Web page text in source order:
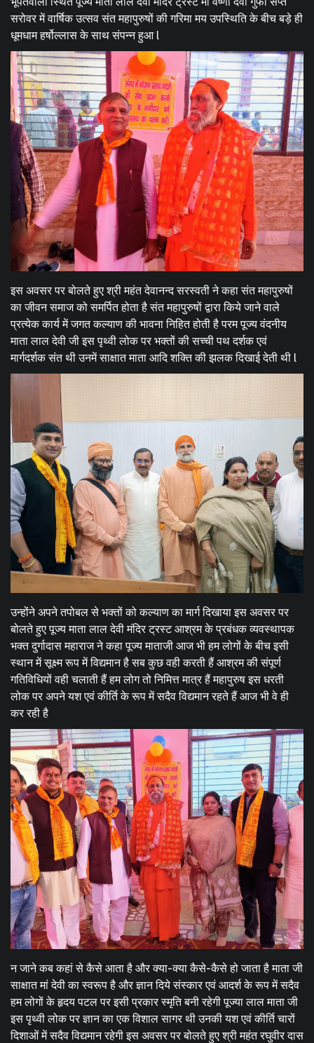
सरोवर में वार्षिक उत्सव संत महापुरुषों की गरिमा मय उपस्थिति के बीच बड़े ही
धूमधाम हर्षोल्लास के साथ संपन्न हुआ l
इस अवसर पर बोलते हुए श्री महंत देवानन्द सरस्वती ने कहा संत महापुरुषों
का जीवन समाज को समर्पित होता है संत महापुरुषों द्वारा किये जाने वाले
प्रत्येक कार्य में जगत कल्याण की भावना निहित होती है परम पूज्य वंदनीय
माता लाल देवी जी इस पृथ्वी लोक पर भक्तों की सच्ची पथ दर्शक एवं
मार्गदर्शक संत थी उनमें साक्षात माता आदि शक्ति की झलक दिखाई देती थी l
उन्होंने अपने तपोबल से भक्तों को कल्याण का मार्ग दिखाया इस अवसर पर
बोलते हुए पूज्य माता लाल देवी मंदिर ट्रस्ट आश्रम के प्रबंधक व्यवस्थापक
भक्त दुर्गादास महाराज ने कहा पूज्य माताजी आज भी हम लोगों के बीच इसी
स्थान में सूक्ष्म रूप में विद्यमान है सब कुछ वही करती हैं आश्रम की संपूर्ण
गतिविधियों वही चलाती हैं हम लोग तो निमित्त मात्र हैं महापुरुष इस धरती
लोक पर अपने यश एवं कीर्ति के रूप में सदैव विद्यमान रहते हैं आज भी वे ही
कर रही है
न जाने कब कहां से कैसे आता है और क्या-क्या कैसे-कैसे हो जाता है माता जी
साक्षात मां देवी का स्वरूप है और ज्ञान दिये संस्कार एवं आदर्श के रूप में सदैव
हम लोगों के हृदय पटल पर इसी प्रकार स्मृति बनी रहेगी पूज्या लाल माता जी
इस पृथ्वी लोक पर ज्ञान का एक विशाल सागर थी उनकी यश एवं कीर्ति चारों
दिशाओं में सदैव विद्यमान रहेगी इस अवसर पर बोलते हुए श्री महंत रघुवीर दास